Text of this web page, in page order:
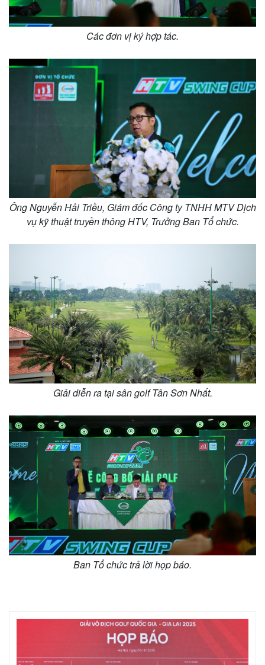
Kinh tế
Thị trường
Giá vàng
Tiêu dùng
Tỷ giá
Các đơn vị ký hợp tác.
Ông Nguyễn Hải Triều, Giám đốc Công ty TNHH MTV Dịch
vụ kỹ thuật truyền thông HTV, Trưởng Ban Tổ chức.
Giải diễn ra tại sân golf Tân Sơn Nhất.
Ban Tổ chức trả lời họp báo.